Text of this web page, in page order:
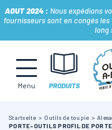
AOUT 2024 : Nous expédions
fournisseurs sont en congés
long
Menu PRODUITS
Startseite Outils de toupie
PORTE-OUTILS PROFIL DE